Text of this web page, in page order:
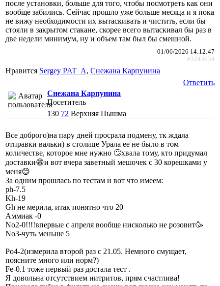
после установки, больше для того, чтобы посмотреть как они
вообще забились. Сейчас прошло уже больше месяца и я пока
не вижу необходимости их вытаскивать и чистить, если бы
стояли в закрытом стакане, скорее всего вытаскивал бы раз в
две недели минимум, ну и объем там был бы смешной.
01/06/2026 14:12:47
#3243634
Нравится Sergey PAT_A, Снежана Карпунина
Ответить
Снежана Карпунина
Посетитель
130 72 Верхняя Пышма
Все доброго)на пару дней просрала подмену, тк ждала
отправки вальки) в столице Урала ее не было в том
количестве, которое мне нужно 🙄хвала тому, кто придумал
доставки😁и вот вчера заветный мешочек с 30 корешками у
меня😊
За одним прошлась по тестам и вот что имеем:
ph-7.5
Kh-19
Gh не мерила, итак понятно что 20
Аммиак -0
No2-0!!!!впервые с апреля вообще нисколько не розовит🥳
No3-чуть меньше 5
Po4-2(измерила второй раз с 21.05. Немного смущает,
поясните много или норм?)
Fe-0.1 тоже первый раз достала тест .
Я довольна отсутствием нитритов, прям счастлива!